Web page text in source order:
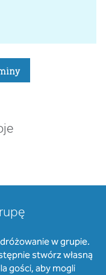
w grupie.
stwórz własną
gości, aby mogli